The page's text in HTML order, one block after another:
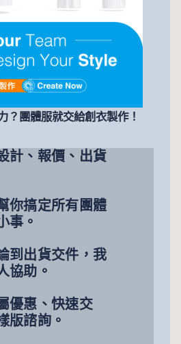
？團體服就交給創衣製作！
計、報價、出貨
你搞定所有團體
事。
到出貨交件，我
協助。
優惠、快速交
版諮詢。